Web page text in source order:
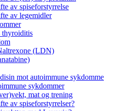
av spiseforstyrrelse
av legemidler
thyroiditis
(LDN)
mot autoimmune sykdomme
sykdommer
mat og trening
av spiseforstyrrelser?